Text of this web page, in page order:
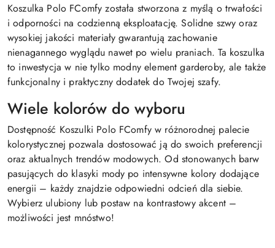
Koszulka Polo FComfy została stworzona z myślą o trwałości
i odporności na codzienną eksploatację. Solidne szwy oraz
wysokiej jakości materiały gwarantują zachowanie
nienagannego wyglądu nawet po wielu praniach. Ta koszulka
to inwestycja w nie tylko modny element garderoby, ale także
funkcjonalny i praktyczny dodatek do Twojej szafy.
Wiele kolorów do wyboru
Dostępność Koszulki Polo FComfy w różnorodnej palecie
kolorystycznej pozwala dostosować ją do swoich preferencji
oraz aktualnych trendów modowych. Od stonowanych barw
pasujących do klasyki mody po intensywne kolory dodające
energii – każdy znajdzie odpowiedni odcień dla siebie.
Wybierz ulubiony lub postaw na kontrastowy akcent –
możliwości jest mnóstwo!